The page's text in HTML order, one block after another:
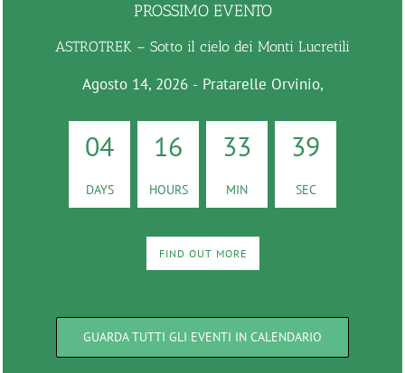
PROSSIMO EVENTO
ASTROTREK – Sotto il cielo dei Monti Lucretili
Agosto 14, 2026 - Pratarelle Orvinio,
04
DAYS
16
HOURS
33
MIN
37
SEC
FIND OUT MORE
GUARDA TUTTI GLI EVENTI IN CALENDARIO